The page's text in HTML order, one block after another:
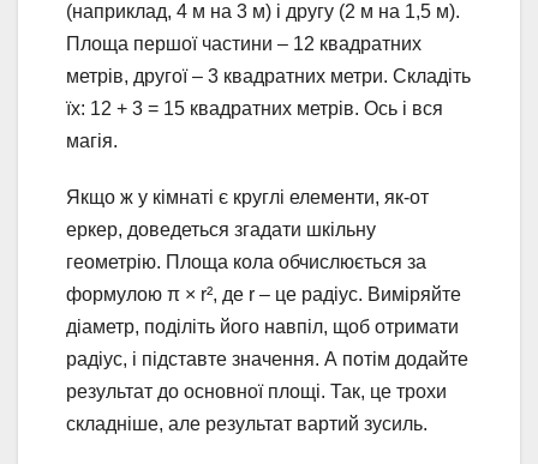
(наприклад, 4 м на 3 м) і другу (2 м на 1,5 м).
Площа першої частини – 12 квадратних
метрів, другої – 3 квадратних метри. Складіть
їх: 12 + 3 = 15 квадратних метрів. Ось і вся
магія.
Якщо ж у кімнаті є круглі елементи, як-от
еркер, доведеться згадати шкільну
геометрію. Площа кола обчислюється за
формулою π × r², де r – це радіус. Виміряйте
діаметр, поділіть його навпіл, щоб отримати
радіус, і підставте значення. А потім додайте
результат до основної площі. Так, це трохи
складніше, але результат вартий зусиль.